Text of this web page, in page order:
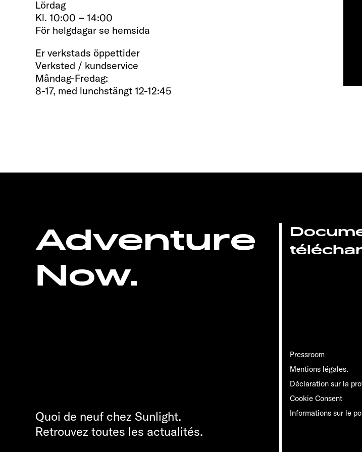
Lördag
Kl. 10:00 – 14:00
För helgdagar se hemsida
Er verkstads öppettider
Verksted / kundservice
Måndag-Fredag:
8-17, med lunchstängt 12-12:45
Adventure
Now.
Pressroom
Mentions légales.
Déclaration sur la
Cookie Consent
Informations sur le
Quoi de neuf chez Sunlight.
Retrouvez toutes les actualités.